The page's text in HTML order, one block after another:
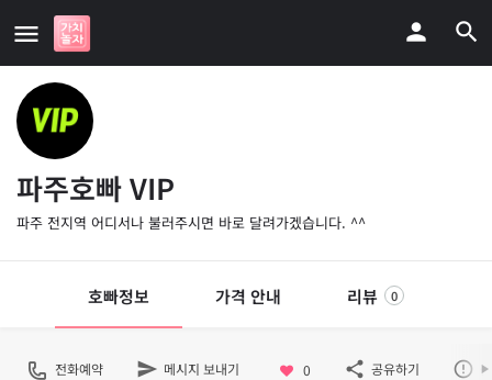
파주호빠 VIP
파주 전지역 어디서나 불러주시면 바로 달려가겠습니다. ^^
호빠정보 가격 안내 리뷰 0
전화예약 메시지 보내기 0 공유하기